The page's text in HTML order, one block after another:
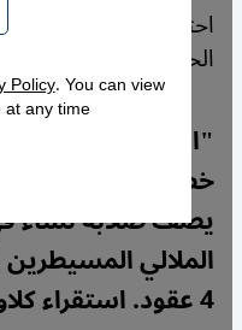
احتجاج نساء في إيران
الحجاب.
"الملالي يخشون
خصومهم
يصف صلابة نساء
الملالي
4 عقود. استقراء كلاوديا مينده لموقع قنطرة.
Policy. You can view
any time.